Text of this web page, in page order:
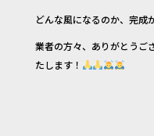
どんな風になるのか、完
業者の方々、ありがとうご
たします！